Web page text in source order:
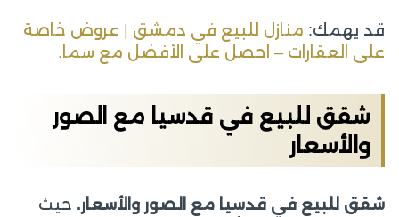
قد يهمك: منازل للبيع في دمشق | عروض خاصة
على العقارات – احصل على الأفضل مع سما.
شقق للبيع في قدسيا مع الصور
والأسعار
شقق للبيع في قدسيا مع الصور والأسعار. حيث